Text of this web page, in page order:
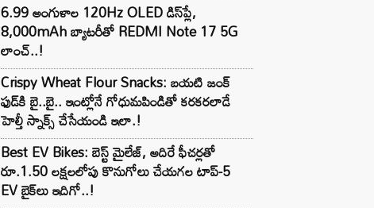
6.99 అంగుళాల 120Hz OLED డిస్‌ప్లే,
8,000mAh బ్యాటరీతో REDMI Note 17 5G
లాంచ్..!
Crispy Wheat Flour Snacks: బయటి జంక్
ఫుడ్‌కి బై..బై.. ఇంట్లోనే గోధుమపిండితో కరకరలాడే
హెల్తీ స్నాక్స్ చేసేయండి ఇలా.!
Best EV Bikes: బెస్ట్ మైలేజ్, అదిరే ఫీచర్లతో
రూ.1.50 లక్షలలోపు కొనుగోలు చేయగల టాప్-5
EV బైక్‌లు ఇదిగో..!